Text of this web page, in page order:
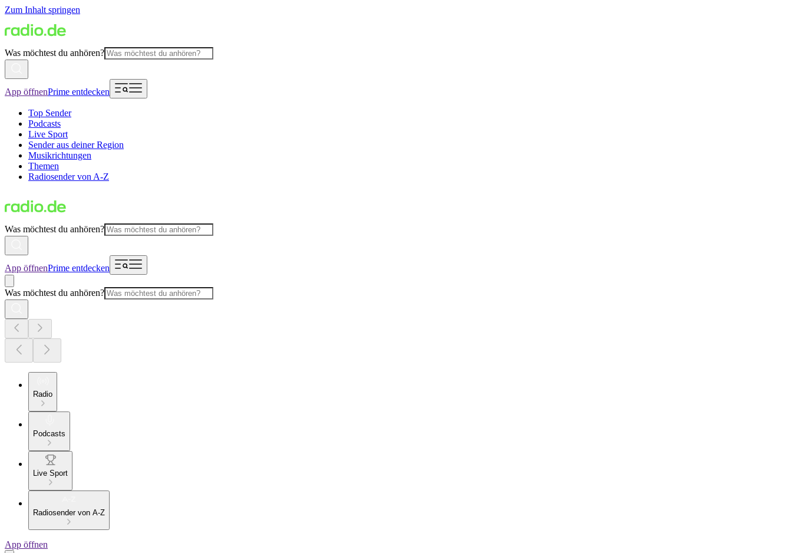
Zum Inhalt springen
Was möchtest du anhören?
App öffnenPrime entdecken
Top Sender
Podcasts
Live Sport
Sender aus deiner Region
Musikrichtungen
Themen
Radiosender von A-Z
Was möchtest du anhören?
App öffnenPrime entdecken
Was möchtest du anhören?
Radio
Podcasts
Live Sport
Radiosender von A-Z
App öffnen